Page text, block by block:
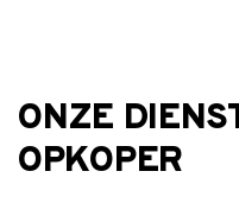
ONZE
OPKOPER